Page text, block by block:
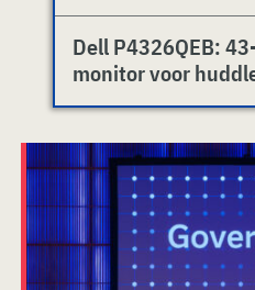
Dell P4326QEB:
monitor voor